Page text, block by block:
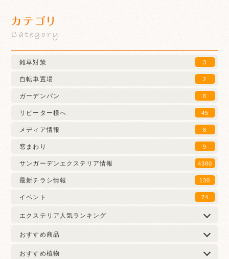
カテゴリ
Category
雑草対策 3
自転車置場 2
ガーデンパン 8
リピーター様へ 45
メディア情報 8
窓まわり 9
サンガーデンエクステリア情報 4380
最新チラシ情報 130
イベント 74
エクステリア人気ランキング
おすすめ商品
おすすめ植物